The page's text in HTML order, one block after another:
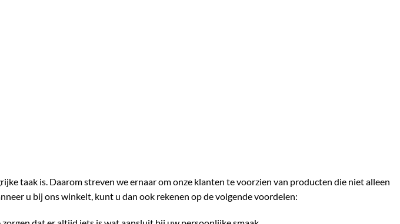
taak is. Daarom streven we ernaar om onze klanten te voorzien van producten die niet alleen
u bij ons winkelt, kunt u dan ook rekenen op de volgende voordelen: